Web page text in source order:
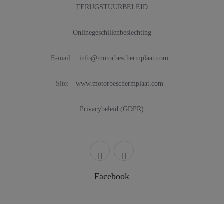
TERUGSTUURBELEID
Onlinegeschillenbeslechting
E-mail: info@motorbeschermplaat.com
Site: www.motorbeschermplaat.com
Privacybeleid (GDPR)
Facebook